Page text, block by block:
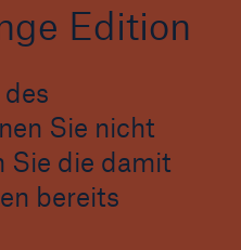
Edition
Sie nicht
Sie die damit
bereits
Edition